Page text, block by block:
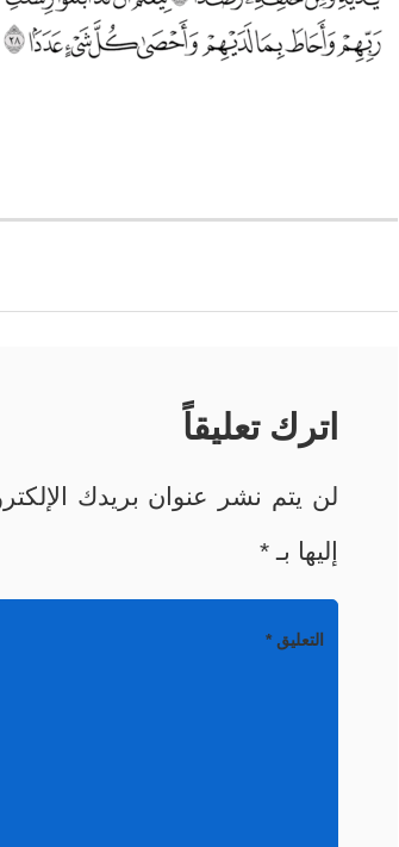
المقالات
اترك تعليقاً
لن يتم نشر عنوان بريدك
إليها بـ*
التعليق*